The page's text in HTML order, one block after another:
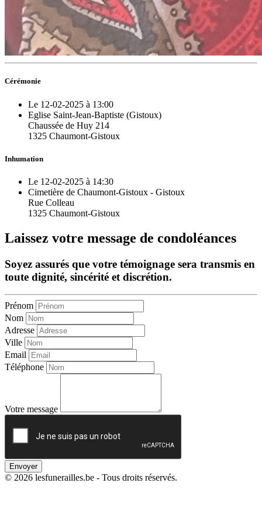
Cérémonie
Le 12-02-2025 à 13:00
Eglise Saint-Jean-Baptiste (Gistoux)
Chaussée de Huy 214
1325 Chaumont-Gistoux
Inhumation
Le 12-02-2025 à 14:30
Cimetière de Chaumont-Gistoux - Gistoux
Rue Colleau
1325 Chaumont-Gistoux
Laissez votre message de condoléances
Soyez assurés que votre témoignage sera transmis en
toute dignité, sincérité et discrétion.
Prénom
Nom
Adresse
Ville
Email
Téléphone
Votre message
Envoyer
© 2026 lesfunerailles.be - Tous droits réservés.